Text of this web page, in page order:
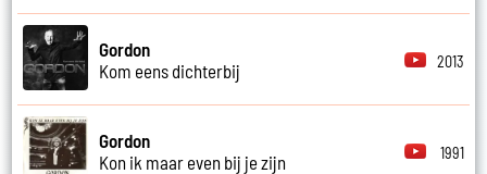
Gordon
Kom eens dichterbij
2013
Gordon
Kon ik maar even bij je zijn
1991